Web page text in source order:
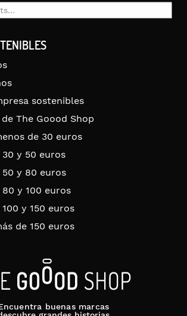
sostenibles
The Goood Shop
de 30 euros
y 50 euros
y 80 euros
y 100 euros
y 150 euros
de 150 euros
buenas marcas